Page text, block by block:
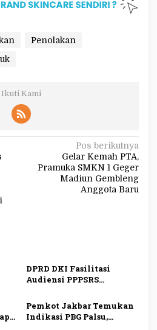
Penolakan
Ikuti Kami
Pos berikutnya
Gelar Kemah PTA,
Pramuka SMKN 1 Geger
Madiun Gembleng
Anggota Baru
DPRD DKI Fasilitasi
Audiensi PPPSRS
Pengembang, Serah
Terima Pengelolaan Jadi
Sorotan
Pemkot Jakbar Temukan
Indikasi PBG Palsu,